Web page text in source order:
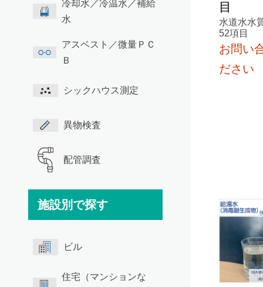
冷却水／冷温水／補給
水
アスベスト／微量ＰＣ
Ｂ
シックハウス測定
異物検査
配管調査
施設別で探す
ビル
住宅（マンションな
目
水道水水
52項目
お問い
ださい